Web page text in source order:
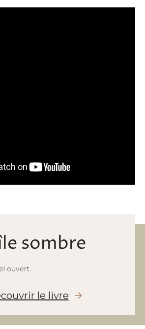
sur
sur
sombre
ouvert.
le livre